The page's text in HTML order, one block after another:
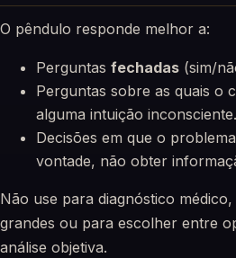
O pêndulo responde melhor a:
Perguntas fechadas (sim/
Perguntas sobre as quais o
alguma intuição inconsciente.
Decisões em que o
vontade, não obter
Não use para diagnóstico
grandes ou para escolher entre
análise objetiva.